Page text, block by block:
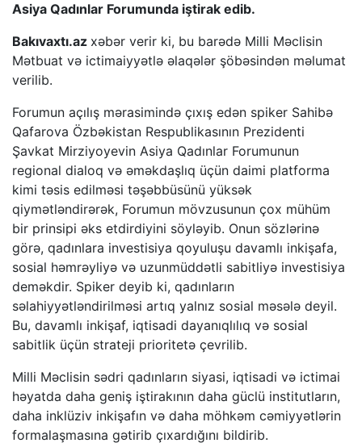
Asiya Qadınlar Forumunda iştirak edib.
Bakıvaxtı.az xəbər verir ki, bu barədə Milli Məclisin
Mətbuat və ictimaiyyətlə əlaqələr şöbəsindən məlumat
verilib.
Forumun açılış mərasimində çıxış edən spiker Sahibə
Qafarova Özbəkistan Respublikasının Prezidenti
Şavkat Mirziyoyevin Asiya Qadınlar Forumunun
regional dialoq və əməkdaşlıq üçün daimi platforma
kimi təsis edilməsi təşəbbüsünü yüksək
qiymətləndirərək, Forumun mövzusunun çox mühüm
bir prinsipi əks etdirdiyini söyləyib. Onun sözlərinə
görə, qadınlara investisiya qoyuluşu davamlı inkişafa,
sosial həmrəyliyə və uzunmüddətli sabitliyə investisiya
deməkdir. Spiker deyib ki, qadınların
səlahiyyətləndirilməsi artıq yalnız sosial məsələ deyil.
Bu, davamlı inkişaf, iqtisadi dayanıqlılıq və sosial
sabitlik üçün strateji prioritetə çevrilib.
Milli Məclisin sədri qadınların siyasi, iqtisadi və ictimai
həyatda daha geniş iştirakının daha güclü institutların,
daha inklüziv inkişafın və daha möhkəm cəmiyyətlərin
formalaşmasına gətirib çıxardığını bildirib.